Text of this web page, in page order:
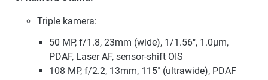
Triple kamera:
50 MP, f/1.8, 23mm (wide), 1/1.56", 1.0µm,
PDAF, Laser AF, sensor-shift OIS
108 MP, f/2.2, 13mm, 115˚ (ultrawide), PDAF